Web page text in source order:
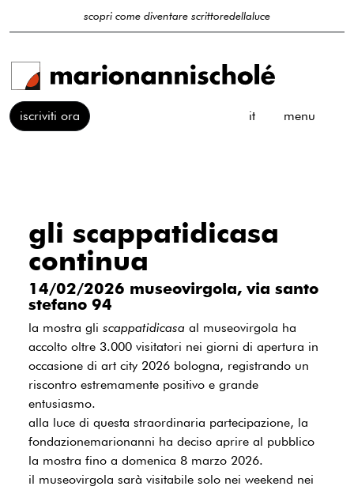
scopri come diventare scrittoredellaluce
iscriviti ora it menu
gli scappatidicasa
continua
14/02/2026 museovirgola, via santo
stefano 94
la mostra gli scappatidicasa al museovirgola ha
accolto oltre 3.000 visitatori nei giorni di apertura in
occasione di art city 2026 bologna, registrando un
riscontro estremamente positivo e grande
entusiasmo.
alla luce di questa straordinaria partecipazione, la
fondazionemarionanni ha deciso aprire al pubblico
la mostra fino a domenica 8 marzo 2026.
il museovirgola sarà visitabile solo nei weekend nei